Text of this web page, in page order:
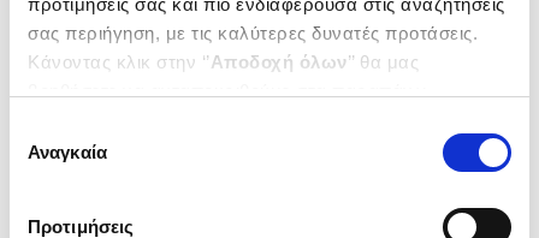
προτιμήσεις σας και πιο ενδιαφέρουσα στις αναζητήσεις
σας περιήγηση, με τις καλύτερες δυνατές προτάσεις.
Κάνοντας κλικ στην ‘’Αποδοχή όλων’’ θα μας
ενδιαφέρουν και να επιλέξετε από τα παρακάτω με την
΄΄και να ενημερωθείτε σχετικά με
συγκατάθεσης
Αναγκαία
Προτιμήσεις